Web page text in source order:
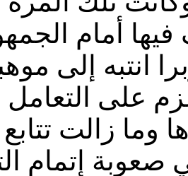
انتبه إلى
على التعامل
زالت تتابع